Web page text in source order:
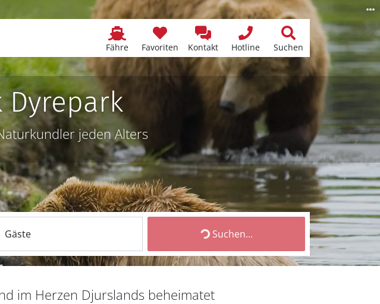
Fähre Favoriten Kontakt Hotline Suchen
Dyrepark
jeden Alters
Gäste Suchen...
im Herzen Djurslands beheimatet